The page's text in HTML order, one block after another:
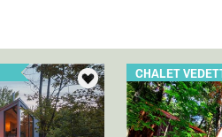
CHALET